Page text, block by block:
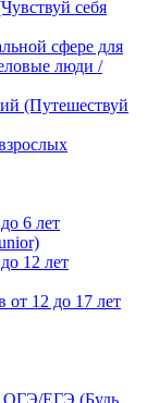
себя
сфере для
люди /
(Путешествуй
6 лет
12 лет
от 12 до 17 лет
ОГЭ/ЕГЭ (Будь